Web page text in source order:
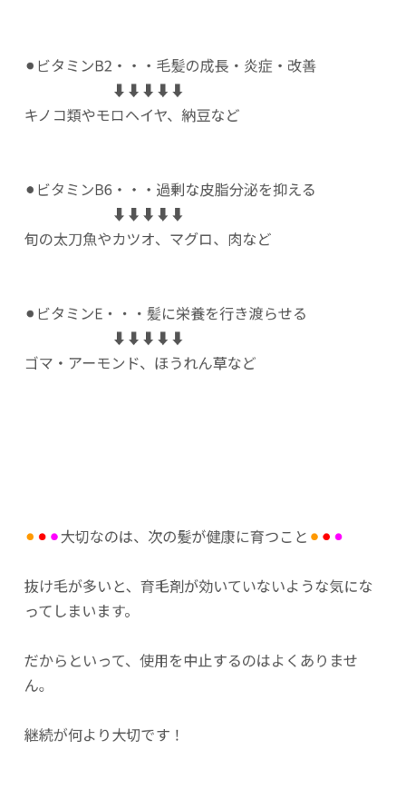
⚫︎ビタミンB2・・・毛髪の成長・炎症・改善
⬇︎⬇︎⬇︎⬇︎⬇︎
キノコ類やモロヘイヤ、納豆など
⚫︎ビタミンB6・・・過剰な皮脂分泌を抑える
⬇︎⬇︎⬇︎⬇︎⬇︎
旬の太刀魚やカツオ、マグロ、肉など
⚫︎ビタミンE・・・髪に栄養を行き渡らせる
⬇︎⬇︎⬇︎⬇︎⬇︎
ゴマ・アーモンド、ほうれん草など
⚫︎ ⚫︎ ⚫︎大切なのは、次の髪が健康に育つこと ⚫︎ ⚫︎ ⚫︎
抜け毛が多いと、育毛剤が効いていないような気にな
ってしまいます。
だからといって、使用を中止するのはよくありませ
ん。
継続が何より大切です！